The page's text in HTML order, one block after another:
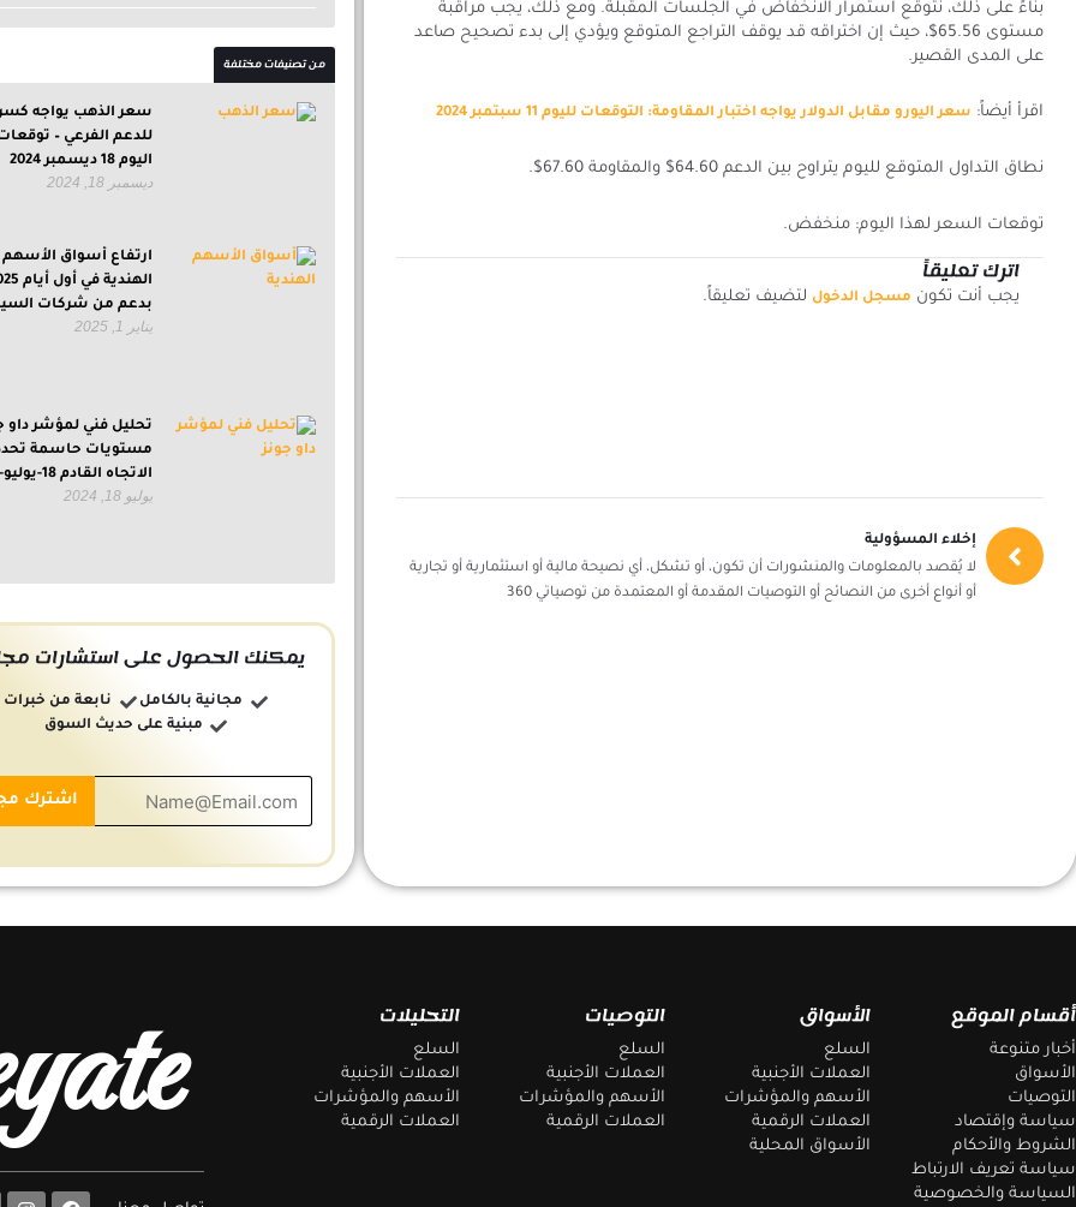
بناءً على ذلك، نتوقع استمرار الانخفاض في الجلسات المقبلة. ومع ذلك، يجب مراقبة
مستوى 65.56$، حيث إن اختراقه قد يوقف التراجع المتوقع ويؤدي إلى بدء تصحيح صاعد
على المدى القصير.
اقرأ أيضاً: سعر اليورو مقابل الدولار يواجه اختبار المقاومة: التوقعات لليوم 11 سبتمبر 2024
نطاق التداول المتوقع لليوم يتراوح بين الدعم 64.60$ والمقاومة 67.60$.
توقعات السعر لهذا اليوم: منخفض.
اترك تعليقاً
يجب أنت تكون مسجل الدخول لتضيف تعليقاً.
إخلاء المسؤولية
لا يُقصد بالمعلومات والمنشورات أن تكون، أو تشكل، أي نصيحة مالية أو استثمارية أو تجارية
أو أنواع أخرى من النصائح أو التوصيات المقدمة أو المعتمدة من توصياتي 360
من تصنيفات مختلفة
سعر الذهب يواجه
للدعم الفرعي –
اليوم 18 ديسمبر 2024
ديسمبر 18, 2024
ارتفاع أسواق الأسهم
الهندية في
بدعم من شركات
يناير 1, 2025
تحليل فني لمؤشر داو
مستويات حاسمة
الاتجاه القادم 18-يوليو-2024
يوليو 18, 2024
يمكنك الحصول على استشارات
مجانية بالكامل
نابعة من خبرات
مبنية على حديث السوق
أقسام الموقع
أخبار متنوعة
الأسواق
التوصيات
سياسة وإقتصاد
الشروط والأحكام
سياسة تعريف الارتباط
السياسة والخصوصية
الأسواق
السلع
العملات الأجنبية
الأسهم والمؤشرات
العملات الرقمية
الأسواق المحلية
التوصيات
السلع
العملات الأجنبية
الأسهم والمؤشرات
العملات الرقمية
التحليلات
السلع
العملات الأجنبية
الأسهم والمؤشرات
العملات الرقمية
F